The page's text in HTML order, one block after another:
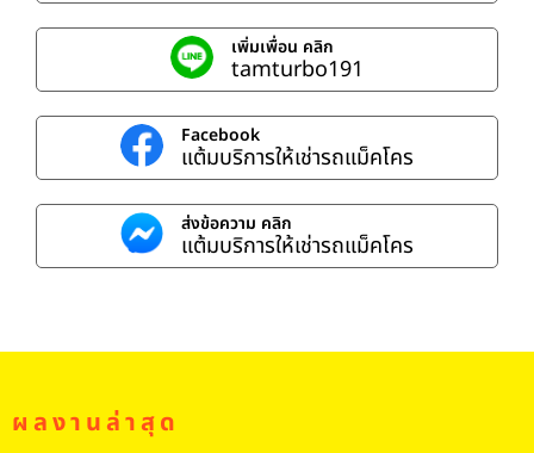
เพิ่มเพื่อน คลิก
tamturbo191
Facebook
แต้มบริการให้เช่ารถแม็คโคร
ส่งข้อความ คลิก
แต้มบริการให้เช่ารถแม็คโคร
ผลงานล่าสุด